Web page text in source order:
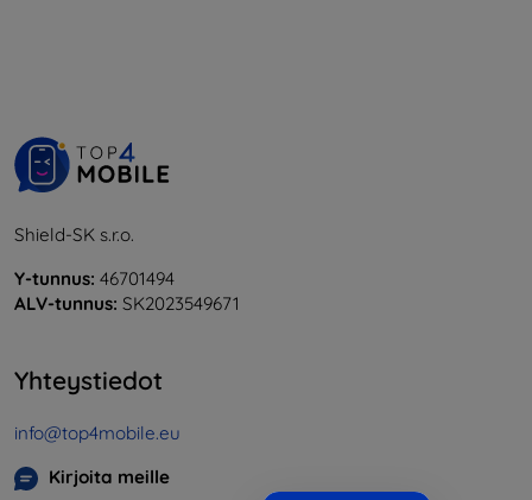
Shield-SK s.r.o.
Y-tunnus: 46701494
ALV-tunnus: SK2023549671
Yhteystiedot
info@top4mobile.eu
Kirjoita meille